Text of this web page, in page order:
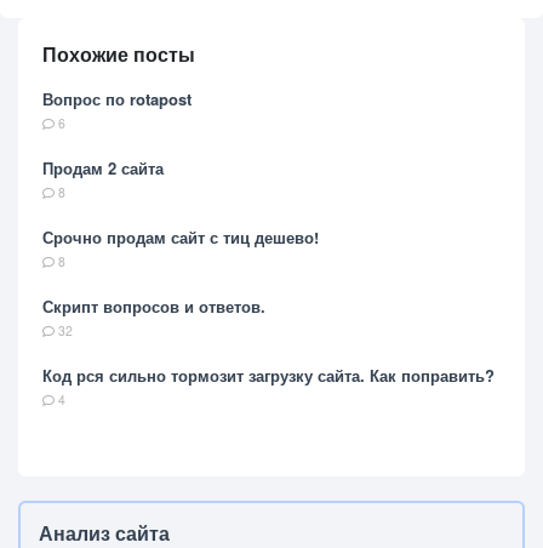
Похожие посты
Вопрос по rotapost
6
Продам 2 сайта
8
Срочно продам сайт с тиц дешево!
8
Скрипт вопросов и ответов.
32
Код рся сильно тормозит загрузку сайта. Как поправить?
4
Анализ сайта